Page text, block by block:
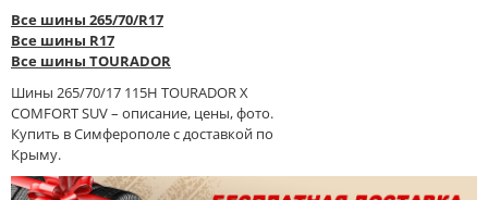
Все шины 265/70/R17
Все шины R17
Все шины TOURADOR
Шины 265/70/17 115H TOURADOR X
COMFORT SUV – описание, цены, фото.
Купить в Симферополе с доставкой по
Крыму.